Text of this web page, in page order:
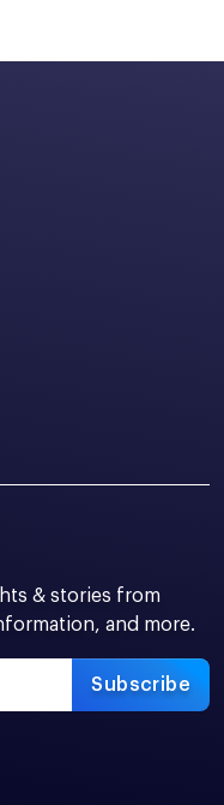
& stories from
and more.
Subscribe